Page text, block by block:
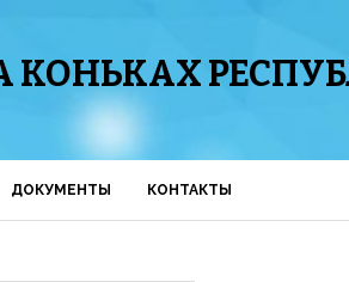
КОНЬКАХ
ДОКУМЕНТЫ КОНТАКТЫ